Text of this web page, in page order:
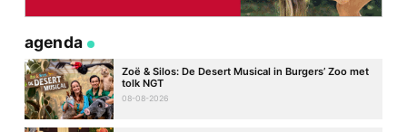
agenda
Zoë & Silos: De Desert Musical in Burgers’ Zoo met
tolk NGT
08-08-2026